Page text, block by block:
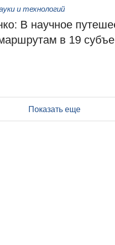
и технологий
В научное
в 19
Показать еще